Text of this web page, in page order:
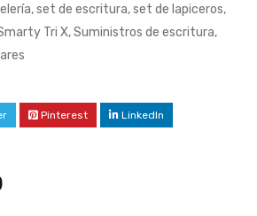
,set de escritura,set de lapiceros,
Tri X,Suministros de escritura,
Pinterest LinkedIn